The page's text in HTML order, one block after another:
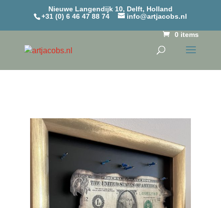
Nieuwe Langendijk 10, Delft, Holland
+31 (0) 6 46 47 88 74
info@artjacobs.nl
0 items